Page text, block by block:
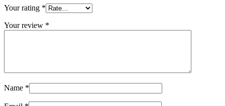
Your rating *
Your review *
Name *